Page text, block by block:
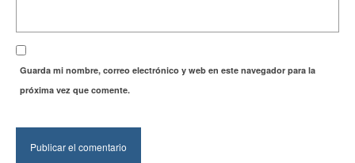
Guarda mi nombre, correo electrónico y web en este navegador para la
próxima vez que comente.